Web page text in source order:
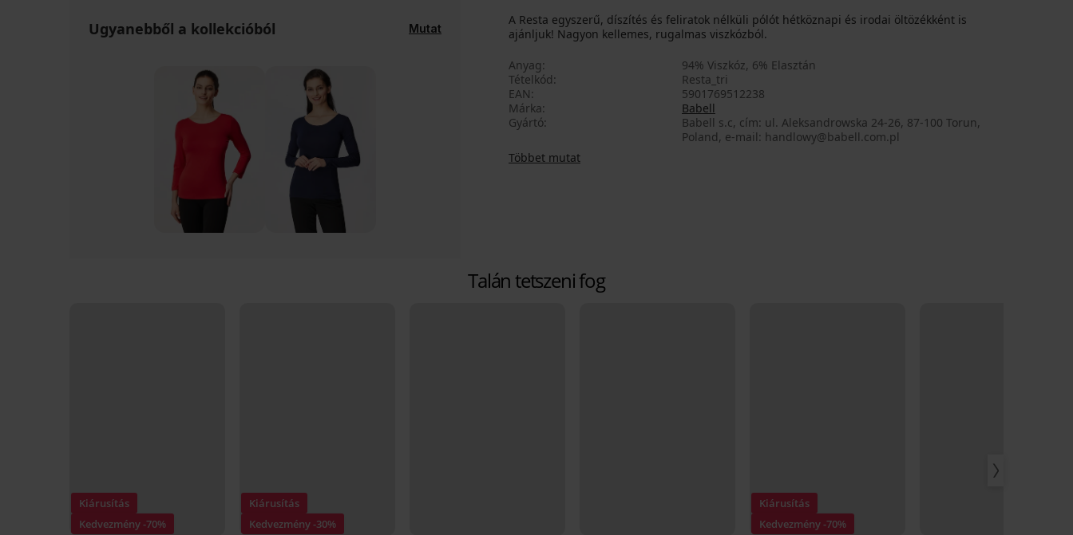
Ugyanebből a kollekcióból Mutat
A Resta egyszerű, díszítés és feliratok nélküli pólót hétköznapi és irodai öltözékként is
ajánljuk! Nagyon kellemes, rugalmas viszkózból.
Anyag
94% Viszkóz, 6% Elasztán
Tételkód
Resta_tri
EAN
5901769512238
Márka
Babell
Gyártó
Babell s.c, cím: ul. Aleksandrowska 24-26, 87-100 Torun,
Poland, e-mail: handlowy@babell.com.pl
Többet mutat
Talán tetszeni fog
Kiárusítás
Kedvezmény -70%
Kiárusítás
Kedvezmény -30%
Kiárusítás
Kedvezmény -70%